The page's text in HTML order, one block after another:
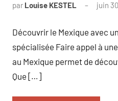
par Louise KESTEL juin
Découvrir le Mexique avec
spécialisée Faire appel à
au Mexique permet de
Que […]